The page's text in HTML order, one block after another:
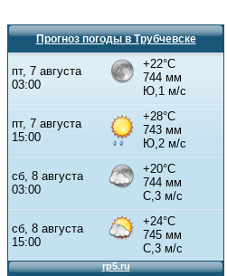
Прогноз погоды в Трубчевске